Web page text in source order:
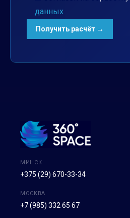
данных
МИНСК
+375 (29) 670-33-34
МОСКВА
+7 (985) 332 65 67